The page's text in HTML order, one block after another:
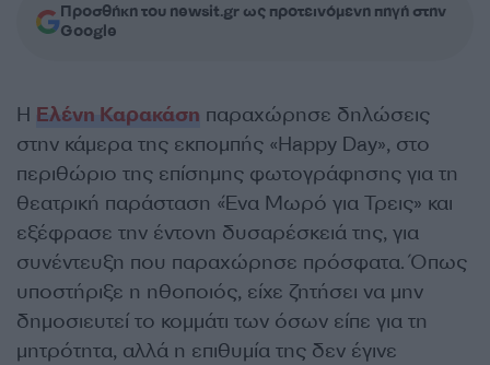
Προσθήκη του newsit.gr ως προτεινόμενη πηγή στην
Google
Η Ελένη Καρακάση παραχώρησε δηλώσεις
στην κάμερα της εκπομπής «Happy Day», στο
περιθώριο της επίσημης φωτογράφησης για τη
θεατρική παράσταση «Ένα Μωρό για Τρεις» και
εξέφρασε την έντονη δυσαρέσκειά της, για
συνέντευξη που παραχώρησε πρόσφατα. Όπως
υποστήριξε η ηθοποιός, είχε ζητήσει να μην
δημοσιευτεί το κομμάτι των όσων είπε για τη
μητρότητα, αλλά η επιθυμία της δεν έγινε